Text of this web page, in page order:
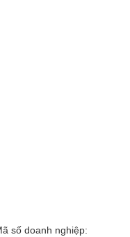
số doanh nghiệp: